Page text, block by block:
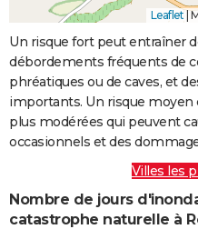
Leaflet|
Un risque fort peut entraîner
débordements fréquents de
phréatiques ou de caves, et
importants. Un risque moyen
plus modérées qui peuvent
occasionnels et des
Villes les
Nombre de jours
catastrophe naturelle à